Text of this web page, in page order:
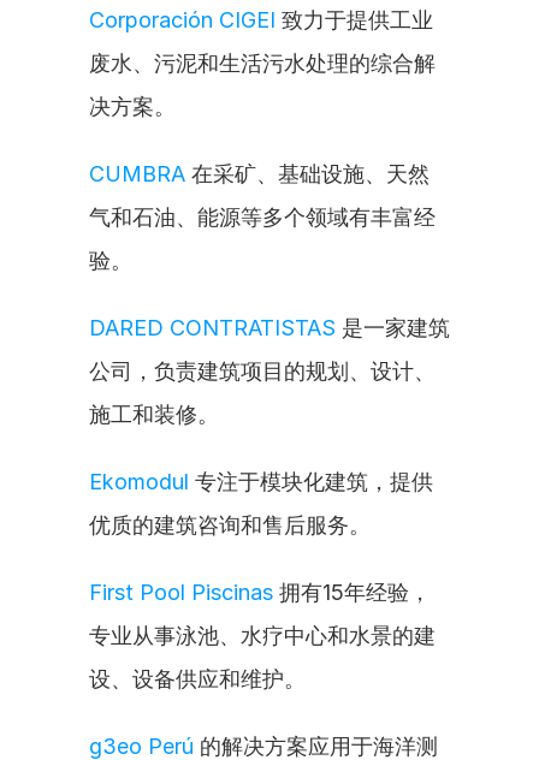
Corporación CIGEI 致力于提供工业
废水、污泥和生活污水处理的综合解
决方案。
CUMBRA 在采矿、基础设施、天然
气和石油、能源等多个领域有丰富经
验。
DARED CONTRATISTAS 是一家建筑
公司，负责建筑项目的规划、设计、
施工和装修。
Ekomodul 专注于模块化建筑，提供
优质的建筑咨询和售后服务。
First Pool Piscinas 拥有15年经验，
专业从事泳池、水疗中心和水景的建
设、设备供应和维护。
g3eo Perú 的解决方案应用于海洋测